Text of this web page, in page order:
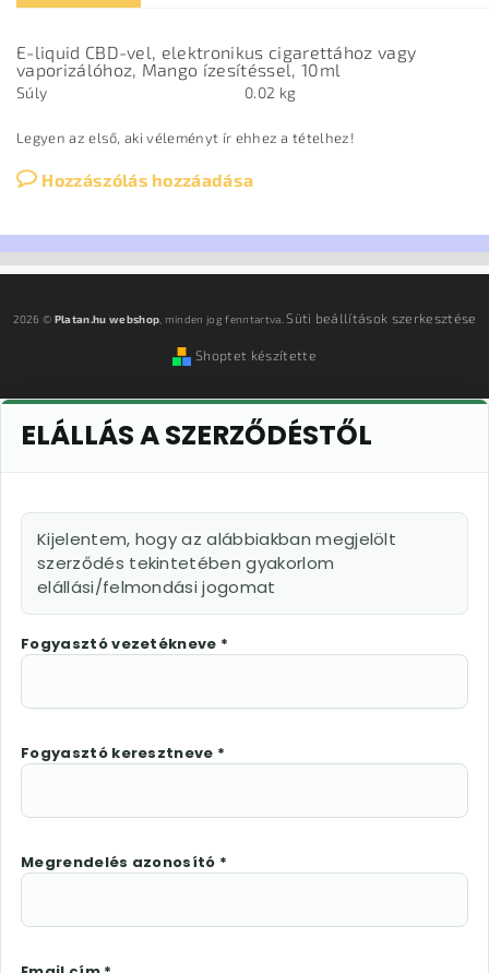
E-liquid CBD-vel, elektronikus cigarettához vagy
vaporizálóhoz, Mango ízesítéssel, 10ml
Súly 0.02 kg
Legyen az első, aki véleményt ír ehhez a tételhez!
Hozzászólás hozzáadása
2026 © Platan.hu webshop , minden jog fenntartva.Süti beállítások szerkesztése
Shoptet készítette
ELÁLLÁS A SZERZŐDÉSTŐL
Kijelentem, hogy az alábbiakban megjelölt
szerződés tekintetében gyakorlom
elállási/felmondási jogomat
Fogyasztó vezetékneve *
Fogyasztó keresztneve *
Megrendelés azonosító *